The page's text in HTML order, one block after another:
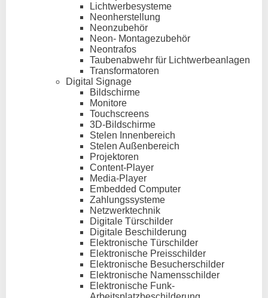
Lichtwerbesysteme
Neonherstellung
Neonzubehör
Neon- Montagezubehör
Neontrafos
Taubenabwehr für Lichtwerbeanlagen
Transformatoren
Digital Signage
Bildschirme
Monitore
Touchscreens
3D-Bildschirme
Stelen Innenbereich
Stelen Außenbereich
Projektoren
Content-Player
Media-Player
Embedded Computer
Zahlungssysteme
Netzwerktechnik
Digitale Türschilder
Digitale Beschilderung
Elektronische Türschilder
Elektronische Preisschilder
Elektronische Besucherschilder
Elektronische Namensschilder
Elektronische Funk-